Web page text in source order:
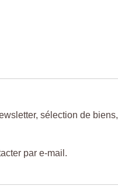
sélection de biens,
par e-mail.